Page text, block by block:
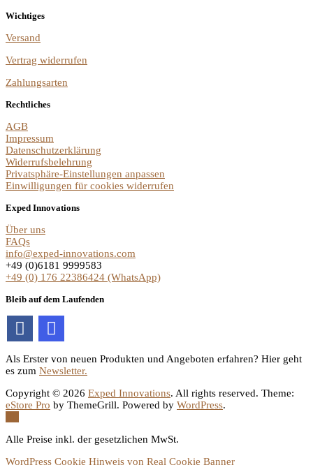
Wichtiges
Versand
Vertrag widerrufen
Zahlungsarten
Rechtliches
AGB
Impressum
Datenschutzerklärung
Widerrufsbelehrung
Privatsphäre-Einstellungen anpassen
Einwilligungen für cookies widerrufen
Exped Innovations
Über uns
FAQs
info@exped-innovations.com
+49 (0)6181 9999583
+49 (0) 176 22386424 (WhatsApp)
Bleib auf dem Laufenden
Als Erster von neuen Produkten und Angeboten erfahren? Hier geht
es zum Newsletter.
Copyright © 2026 Exped Innovations. All rights reserved. Theme:
eStore Pro by ThemeGrill. Powered by WordPress.
Alle Preise inkl. der gesetzlichen MwSt.
WordPress Cookie Hinweis von Real Cookie Banner